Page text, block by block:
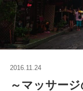
2016.11.24
～マッサー